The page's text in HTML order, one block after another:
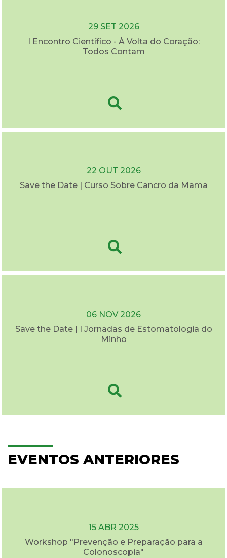
29 SET 2026
I Encontro Científico - À Volta do Coração:
Todos Contam
22 OUT 2026
Save the Date | Curso Sobre Cancro da Mama
06 NOV 2026
Save the Date | I Jornadas de Estomatologia do
Minho
EVENTOS ANTERIORES
15 ABR 2025
Workshop "Prevenção e Preparação para a
Colonoscopia"